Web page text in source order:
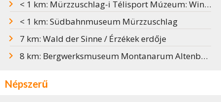
< 1 km: Mürzzuschlag-i Télisport Múzeum: Winter!Sport!Museum
< 1 km: Südbahnmuseum Mürzzuschlag
7 km: Wald der Sinne / Érzékek erdője
8 km: Bergwerksmuseum Montanarum Altenberg
Népszerű